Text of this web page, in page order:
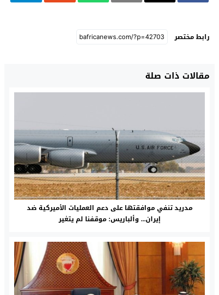
رابط مختصر
مقالات ذات صلة
مدريد تنفي موافقتها على دعم العمليات الأميركية ضد
إيران… وألباريس: موقفنا لم يتغير